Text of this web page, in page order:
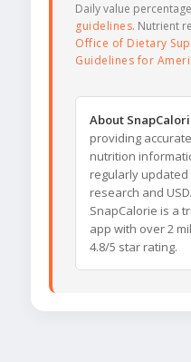
Daily value
guidelines. Nutrient
Office of Dietary
Guidelines for
About
providing
nutrition
regularly
research and
SnapCalorie is a
app with over 2
4.8/5 star rating.